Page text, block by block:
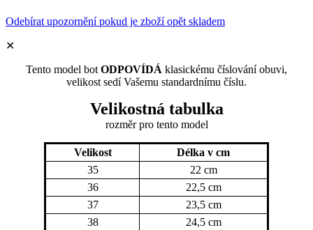
Odebírat upozornění pokud je zboží opět skladem
✕
Tento model bot ODPOVÍDÁ klasickému číslování obuvi,
velikost sedí Vašemu standardnímu číslu.
Velikostná tabulka
rozměrpro tento model
Velikost
Délka v cm
35
22 cm
36
22,5 cm
37
23,5 cm
38
24,5 cm